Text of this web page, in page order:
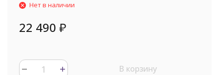
Нет в наличии
22 490 ₽
В корзину